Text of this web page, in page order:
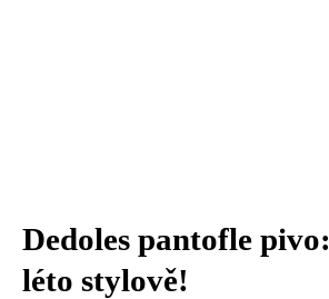
Dedoles pantofle
léto stylově!